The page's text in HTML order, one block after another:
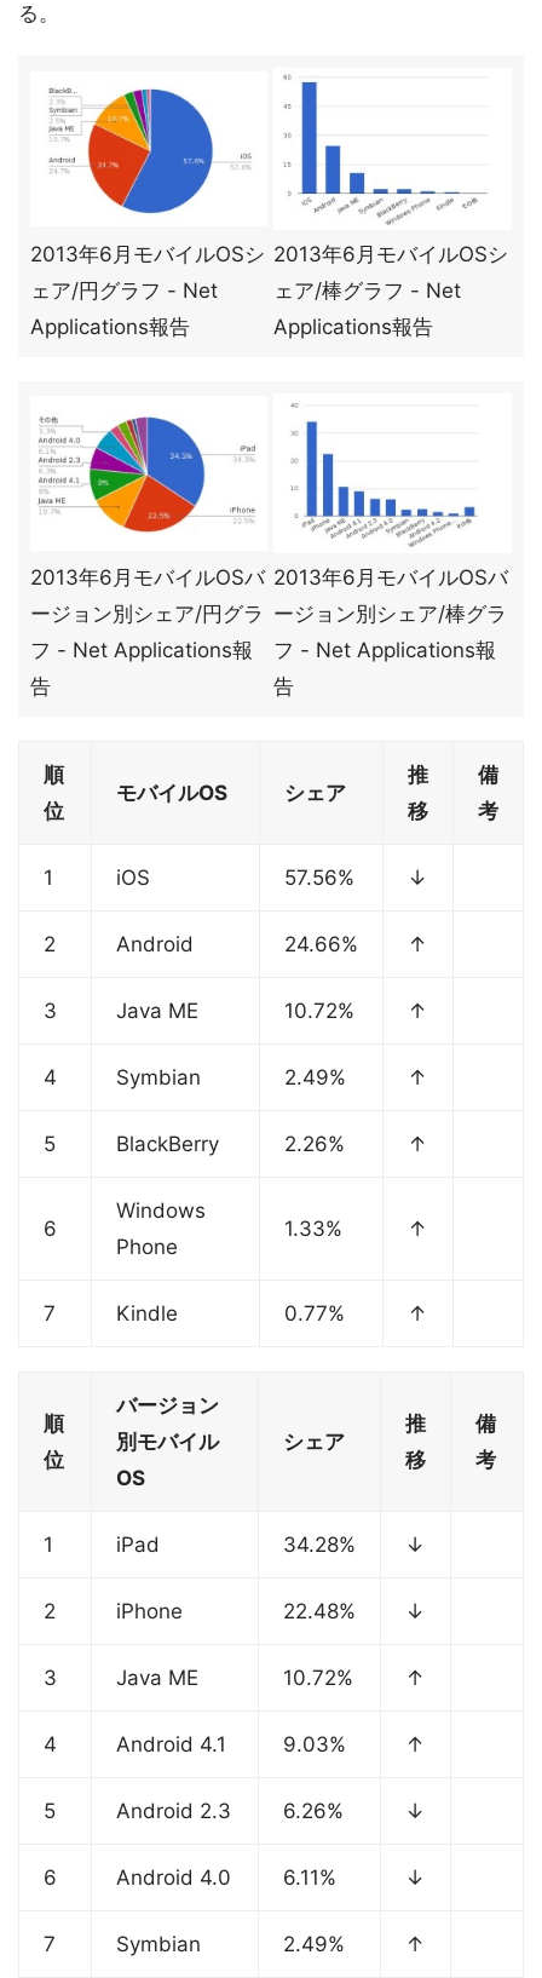
る。
2013年6月モバイルOSシ
ェア/円グラフ - Net
Applications報告
2013年6月モバイルOSシ
ェア/棒グラフ - Net
Applications報告
2013年6月モバイルOSバ
ージョン別シェア/円グラ
フ - Net Applications報
告
2013年6月モバイルOSバ
ージョン別シェア/棒グラ
フ - Net Applications報
告
順
位
モバイルOS シェア
推
移
備
考
1 iOS 57.56% ↓
2 Android 24.66% ↑
3 Java ME 10.72% ↑
4 Symbian 2.49% ↑
5 BlackBerry 2.26% ↑
6
Windows
Phone
1.33% ↑
7 Kindle 0.77% ↑
順
位
バージョン
別モバイル
OS
シェア
推
移
備
考
1 iPad 34.28% ↓
2 iPhone 22.48% ↓
3 Java ME 10.72% ↑
4 Android 4.1 9.03% ↑
5 Android 2.3 6.26% ↓
6 Android 4.0 6.11% ↓
7 Symbian 2.49% ↑